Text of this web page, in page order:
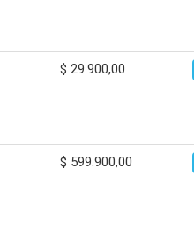
$ 29.900,00
$ 599.900,00